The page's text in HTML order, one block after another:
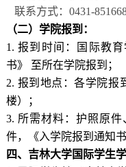
联系方式：0431-
（二） 学院报到 ：
1. 报到时间：国际教
书》 至所在学院报到；
2. 报到地点：各学院报
楼）；
3. 所需材料：护照原件
件，《入学院报到通知书
四、 吉林大学国际学生